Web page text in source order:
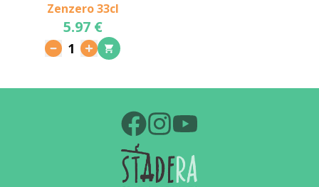
Zenzero 33cl
5.97 €
1